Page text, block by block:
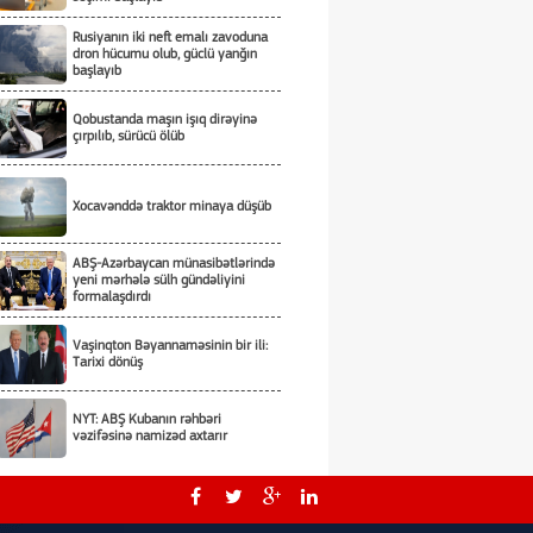
Rusiyanın iki neft emalı zavoduna
dron hücumu olub, güclü yanğın
başlayıb
Qobustanda maşın işıq dirəyinə
çırpılıb, sürücü ölüb
Xocavənddə traktor minaya düşüb
ABŞ-Azərbaycan münasibətlərində
yeni mərhələ sülh gündəliyini
formalaşdırdı
Vaşinqton Bəyannaməsinin bir ili:
Tarixi dönüş
NYT: ABŞ Kubanın rəhbəri
vəzifəsinə namizəd axtarır
Tarixi hadisələri zaman yaradır -
Tarixi dönüşləri isə liderlər!